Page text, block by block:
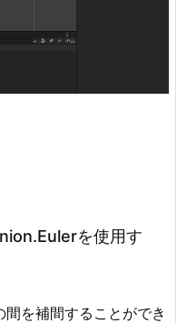
=
(targetDirection)
クトルを計算する。
を使用す
を補間することができ